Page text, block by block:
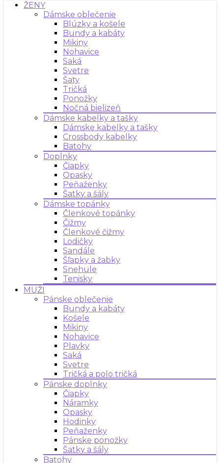
ŽENY
Dámske oblečenie
Blúzky a košele
Bundy a kabáty
Mikiny
Nohavice
Saká
Svetre
Šaty
Tričká
Ponožky
Nočná bielizeň
Dámske kabelky a tašky
Dámske kabelky a tašky
Crossbody kabelky
Batohy
Doplnky
Čiapky
Opasky
Peňaženky
Šatky a šály
Dámske topánky
Členkové topánky
Čižmy
Členkové čižmy
Lodičky
Sandále
Šľapky a žabky
Snehule
Tenisky
MUŽI
Pánske oblečenie
Bundy a kabáty
Košele
Mikiny
Nohavice
Plavky
Saká
Svetre
Tričká a polo tričká
Pánske doplnky
Čiapky
Náramky
Opasky
Hodinky
Peňaženky
Pánske ponožky
Šatky a šály
Batohy